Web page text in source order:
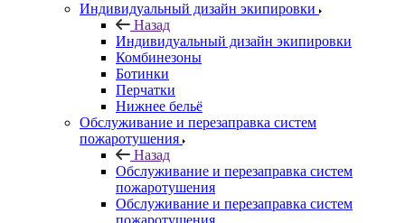
Индивидуальный дизайн экипировки
Назад
Индивидуальный дизайн экипировки
Комбинезоны
Ботинки
Перчатки
Нижнее бельё
Обслуживание и перезаправка систем
пожаротушения
Назад
Обслуживание и перезаправка систем
пожаротушения
Обслуживание и перезаправка систем
пожаротушения